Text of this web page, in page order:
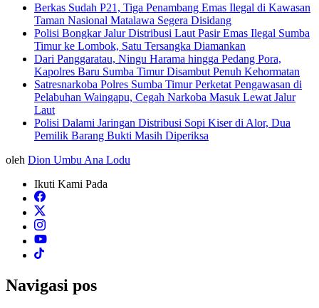
Berkas Sudah P21, Tiga Penambang Emas Ilegal di Kawasan
Taman Nasional Matalawa Segera Disidang
Polisi Bongkar Jalur Distribusi Laut Pasir Emas Ilegal Sumba
Timur ke Lombok, Satu Tersangka Diamankan
Dari Panggaratau, Ningu Harama hingga Pedang Pora,
Kapolres Baru Sumba Timur Disambut Penuh Kehormatan
Satresnarkoba Polres Sumba Timur Perketat Pengawasan di
Pelabuhan Waingapu, Cegah Narkoba Masuk Lewat Jalur
Laut
Polisi Dalami Jaringan Distribusi Sopi Kiser di Alor, Dua
Pemilik Barang Bukti Masih Diperiksa
oleh Dion Umbu Ana Lodu
Ikuti Kami Pada
Navigasi pos